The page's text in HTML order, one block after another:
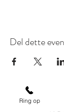
Del dette
Ring op